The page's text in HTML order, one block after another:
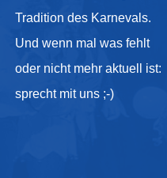
Tradition des Karnevals.
Und wenn mal was fehlt
oder nicht mehr aktuell ist:
sprecht mit uns ;-)